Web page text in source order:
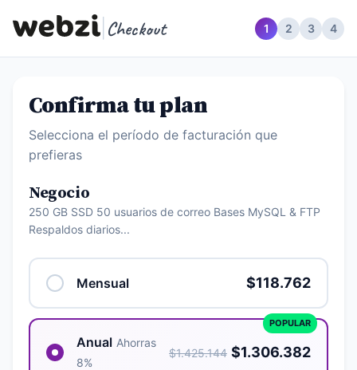
Checkout 1 2 3 4
Confirma tu plan
Selecciona el período de facturación que
prefieras
Negocio
250 GB SSD 50 usuarios de correo Bases MySQL & FTP
Respaldos diarios...
Mensual $118.762
Anual Ahorras
8%
$1.425.144 $1.306.382
POPULAR